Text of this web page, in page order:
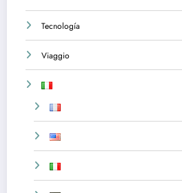
Tecnología
Viaggio